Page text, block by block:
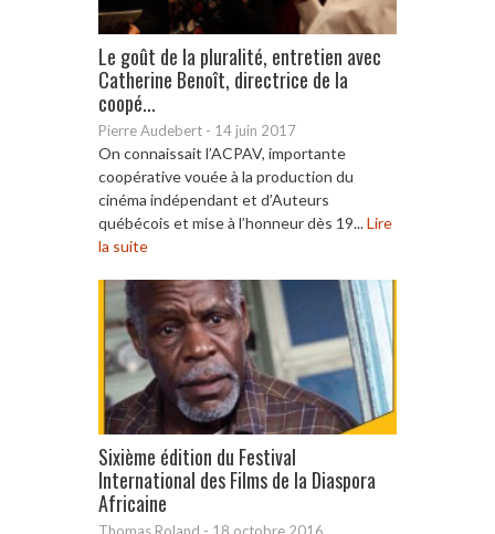
Le goût de la pluralité, entretien avec
Catherine Benoît, directrice de la
coopé...
Pierre Audebert - 14 juin 2017
On connaissait l’ACPAV, importante
coopérative vouée à la production du
cinéma indépendant et d’Auteurs
québécois et mise à l’honneur dès 19...Lire
la suite
Sixième édition du Festival
International des Films de la Diaspora
Africaine